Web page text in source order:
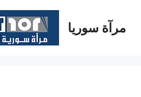
المحتوىمرآة سوريا